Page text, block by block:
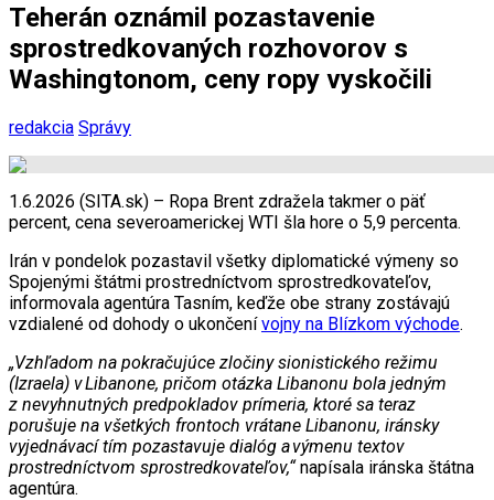
Teherán oznámil pozastavenie
sprostredkovaných rozhovorov s
Washingtonom, ceny ropy vyskočili
redakcia Správy
1.6.2026 (SITA.sk) – Ropa Brent zdražela takmer o päť
percent, cena severoamerickej WTI šla hore o 5,9 percenta.
Irán v pondelok pozastavil všetky diplomatické výmeny so
Spojenými štátmi prostredníctvom sprostredkovateľov,
informovala agentúra Tasním, keďže obe strany zostávajú
vzdialené od dohody o ukončenívojny na Blízkom východe.
„Vzhľadom na pokračujúce zločiny sionistického režimu
(Izraela) vLibanone, pričom otázka Libanonu bola jedným
z nevyhnutných predpokladov prímeria, ktoré sa teraz
porušuje na všetkých frontoch vrátane Libanonu, iránsky
vyjednávací tím pozastavuje dialóg avýmenu textov
prostredníctvom sprostredkovateľov,“napísala iránska štátna
agentúra.